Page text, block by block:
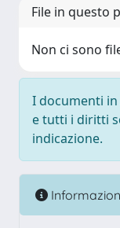
File in questo
Non ci sono
I documenti
e tutti i diritti
indicazione.